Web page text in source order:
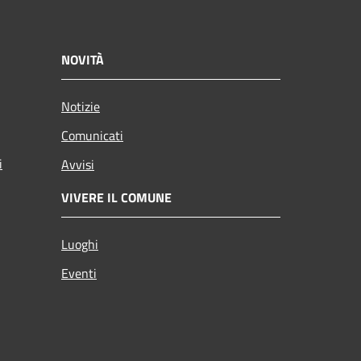
NOVITÀ
Notizie
Comunicati
Avvisi
VIVERE IL COMUNE
Luoghi
Eventi